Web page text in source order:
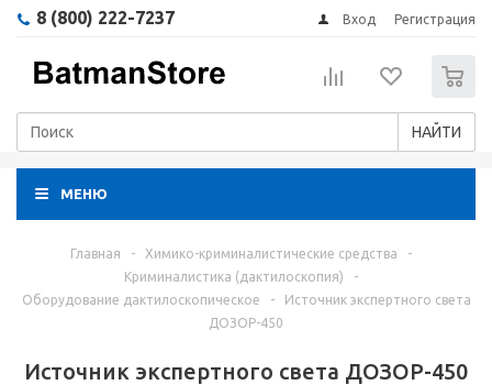
8 (800) 222-7237 Вход Регистрация
НАЙТИ
МЕНЮ
Главная - Химико-криминалистические средства
-
Криминалистика (дактилоскопия)
-
Оборудование дактилоскопическое
-
Источник экспертного света
ДОЗОР-450
Источник экспертного света ДОЗОР-450